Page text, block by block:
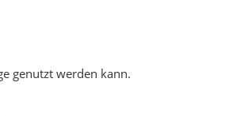
genutzt werden kann.